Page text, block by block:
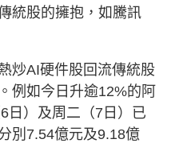
統股的擁抱，如騰訊
炒AI硬件股回流傳統股
例如今日升逾12%的阿
日）及周二（7日）已
別7.54億元及9.18億